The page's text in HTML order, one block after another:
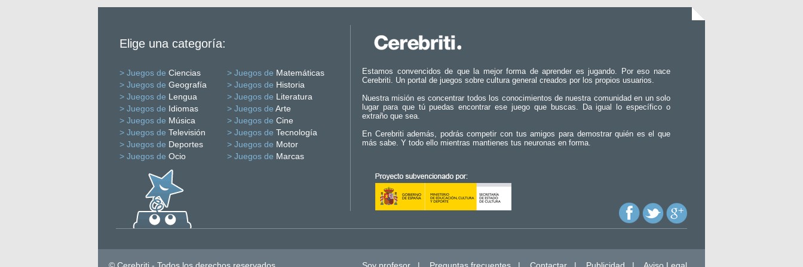
Elige una categoría:
> Juegos de Ciencias > Juegos de Matemáticas
> Juegos de Geografía > Juegos de Historia
> Juegos de Lengua > Juegos de Literatura
> Juegos de Idiomas > Juegos de Arte
> Juegos de Música > Juegos de Cine
> Juegos de Televisión > Juegos de Tecnología
> Juegos de Deportes > Juegos de Motor
> Juegos de Ocio > Juegos de Marcas
Estamos convencidos de que la mejor forma de aprender es jugando. Por eso nace
Cerebriti. Un portal de juegos sobre cultura general creados por los propios usuarios.
Nuestra misión es concentrar todos los conocimientos de nuestra comunidad en un solo
lugar para que tú puedas encontrar ese juego que buscas. Da igual lo específico o
extraño que sea.
En Cerebriti además, podrás competir con tus amigos para demostrar quién es el que
más sabe. Y todo ello mientras mantienes tus neuronas en forma.